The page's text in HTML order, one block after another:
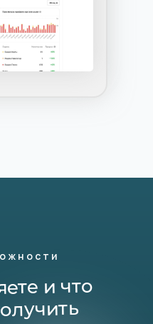
и что